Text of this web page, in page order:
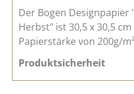
Der Bogen
Herbst" ist 30,5 x 30,5
Papierstärke von 200g/
Produktsicherheit